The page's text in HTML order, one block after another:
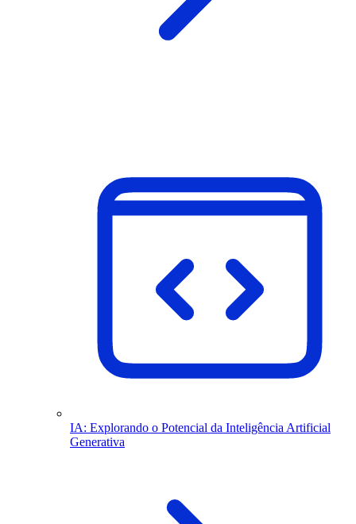
IA: Explorando o Potencial da Inteligência Artificial
Generativa